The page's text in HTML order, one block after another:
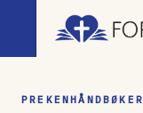
PREKENHÅNDBØKER